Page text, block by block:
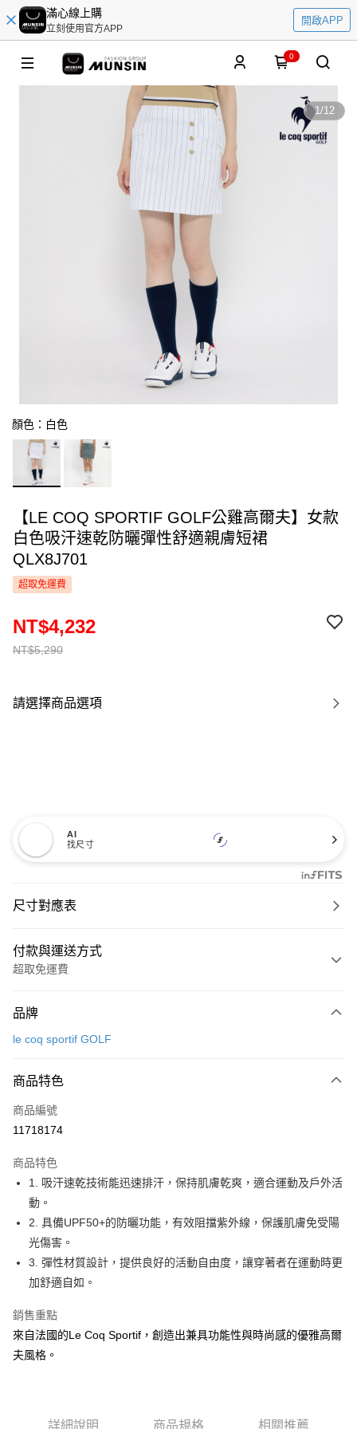
滿心線上購
立刻使用官方APP
開啟APP
0
1/12
顏色：白色
【LE COQ SPORTIF GOLF公雞高爾夫】女款
白色吸汗速乾防曬彈性舒適親膚短裙
QLX8J701
超取免運費
NT$5,290
NT$4,232
請選擇商品選項
AI
找尺寸
尺寸對應表
付款與運送方式
超取免運費
信用卡一次付款
LINE Pay
Apple Pay
悠遊付
大哥付你分期
相關說明
【大哥付你分期使用說明】
1.本服務由台灣大哥大提供，台灣大哥大用戶可立即使用無須另外申請。
2.付款方式選擇「大哥付你分期」，訂單成立後會自動跳轉到大哥付的交易
流程，驗證手機門號後，選擇欲分期的期數、繳款截止日，確認付款後即完
3.實際核准額度、可分期數及費用金額請依後續交易確認頁面所載為準。
4.訂單成立30分鐘內，如未前往確認交易或遇審核未通過，訂單將自動取
消。如遇「轉專審核」未通過狀況，表示未達大哥付你分期系統評分，恕無
法說明評估內容。
帳／街口支付／iPASS MONEY」等通路繳費。
AFTEE先享後付
相關說明
【關於「AFTEE先享後付」】
便利好安心！
１．簡單：不需註冊會員、不需綁卡、不需儲值。
２．便利：只要手機號碼，簡訊認證，即可結帳。
３．安心：先確認商品／服務後，再付款。
運送方式
全家取貨付款
品牌
le coq sportif GOLF
商品特色
商品編號
11718174
商品特色
1. 吸汗速乾技術能迅速排汗，保持肌膚乾爽，適合運動及戶外活
動。
2. 具備UPF50+的防曬功能，有效阻擋紫外線，保護肌膚免受陽
光傷害。
3. 彈性材質設計，提供良好的活動自由度，讓穿著者在運動時更
加舒適自如。
銷售重點
來自法國的Le Coq Sportif，創造出兼具功能性與時尚感的優雅高爾
夫風格。
詳細說明 商品規格 相關推薦